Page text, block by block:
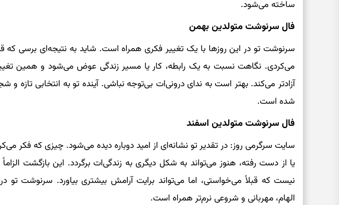
ساخته می‌شود.
فال سرنوشت متولدین بهمن
سرنوشت تو در این روزها با یک تغییر فکری همراه است. شاید به نتیجه‌ای برسی که
می‌کردی. نگاهت نسبت به یک رابطه، کار یا مسیر زندگی عوض می‌شود و همین تغییر
آزادتر می‌کند. بهتر است به ندای درونی‌ات بی‌توجه نباشی. آینده تو به انتخابی تازه و
شده است.
فال سرنوشت متولدین اسفند
سایت سرگرمی روز: در تقدیر تو نشانه‌ای از امید دوباره دیده می‌شود. چیزی که فکر
یا از دست رفته، هنوز می‌تواند به شکل دیگری به زندگی‌ات برگردد. این بازگشت
نیست که قبلاً می‌خواستی، اما می‌تواند برایت آرامش بیشتری بیاورد. سرنوشت تو در
الهام، مهربانی و شروعی نرم‌تر همراه است.